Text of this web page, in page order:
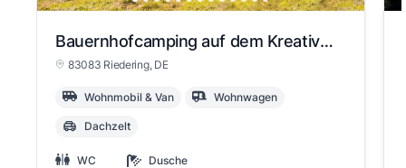
Bauernhofcamping auf dem Kreativhof Mitten im Chiemgau
83083 Riedering, DE
Wohnmobil & Van Wohnwagen
Dachzelt
WC Dusche